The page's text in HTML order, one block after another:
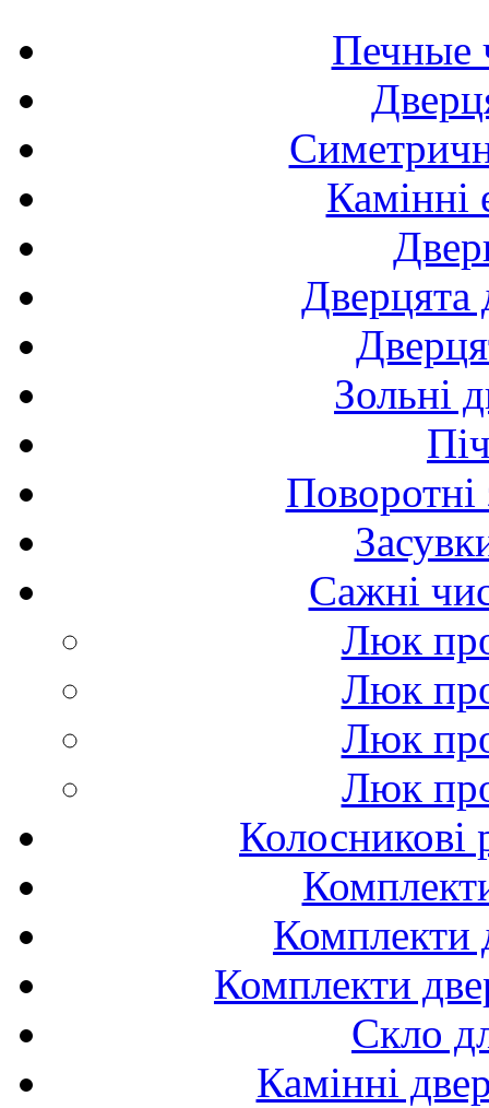
Печные
Камінні
Дверцята
Зольні
Поворотні
Сажні
Люк
Люк
Люк
Люк
Колосникові
Комплекти
Комплекти
Скло
Камінні